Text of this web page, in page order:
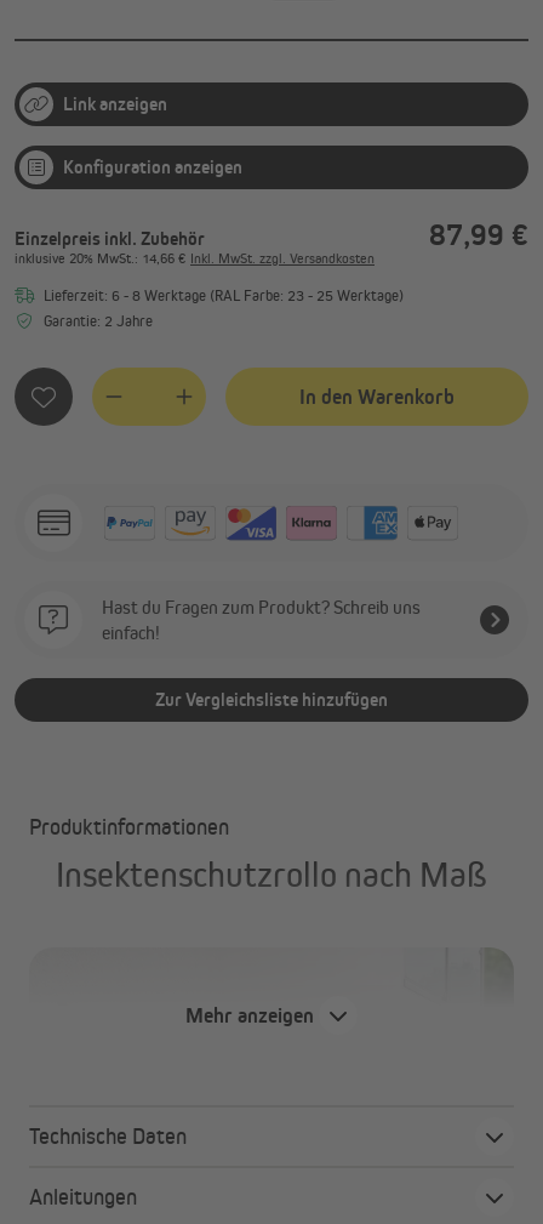
Link anzeigen
Konfiguration anzeigen
Einzelpreis inkl. Zubehör
inklusive 20% MwSt.: 14,66 € Inkl. MwSt. zzgl. Versandkosten
Lieferzeit: 6 - 8 Werktage (RAL Farbe: 23 - 25 Werktage)
Garantie: 2 Jahre
87,99 €
In den Warenkorb
Hast du Fragen zum Produkt? Schreib uns
einfach!
Zur Vergleichsliste hinzufügen
Produktinformationen
Insektenschutzrollo nach Maß
Mehr anzeigen
Technische Daten
Anleitungen